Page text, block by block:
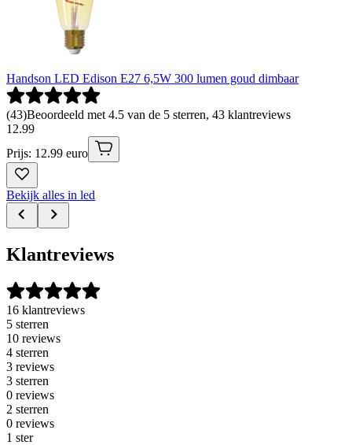
Handson LED Edison E27 6,5W 300 lumen goud dimbaar
(43)Beoordeeld met 4.5 van de 5 sterren, 43 klantreviews
12.99
Prijs: 12.99 euro
Bekijk alles in led
Klantreviews
16 klantreviews
5 sterren
10 reviews
4 sterren
3 reviews
3 sterren
0 reviews
2 sterren
0 reviews
1 ster